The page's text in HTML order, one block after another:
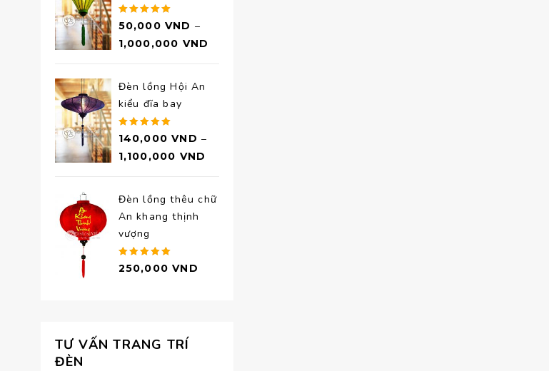
Được xếp
5 sao
50,000VND –
1,000,000 VND
Đèn lồng Hội An
kiểu đĩa bay
Được xếp
5 sao
140,000VND –
1,100,000 VND
Đèn lồng thêu chữ
An khang thịnh
vượng
Được xếp
250,000VND
TƯ VẤN TRANG TRÍ
ĐÈN